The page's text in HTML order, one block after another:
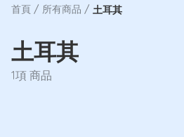
首頁 / 所有商品 / 土耳其
土耳其
1項 商品